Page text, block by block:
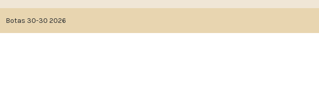
Botas 30-30 2026